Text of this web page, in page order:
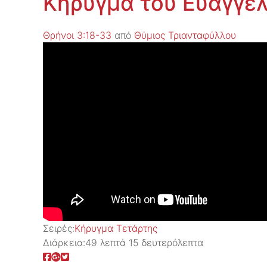
Θρήνοι 3:18-33 από Θύμιος Τριανταφύλλου
Σειρές:Kήρυγμα Τετάρτης
Διάρκεια:49 λεπτά 15 δευτερόλεπτα